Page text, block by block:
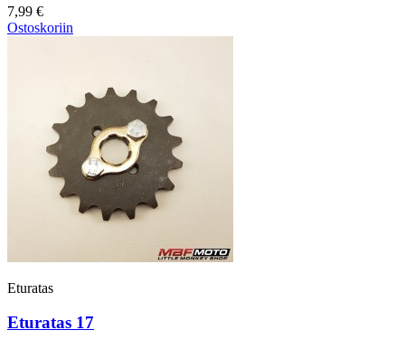
7,99 €
Ostoskoriin
Eturatas
Eturatas 17